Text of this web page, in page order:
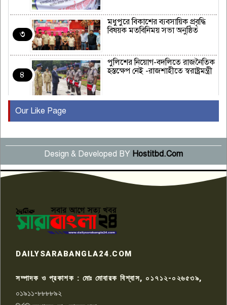
৩
মধুপুরে বিকাশের ব্যবসায়িক প্রবৃদ্ধি
বিষয়ক মতবিনিময় সভা অনুষ্ঠিত
৪
পুলিশের নিয়োগ-বদলিতে রাজনৈতিক
হস্তক্ষেপ নেই -রাজশাহীতে স্বরাষ্ট্রমন্ত্রী
৫
বছর পূর্তি উদযাপন
৬
সংবাদ সম্মেলনে অভিযোগ অস্বীকার
উদ্দেশ্য প্রণোদিত সংবাদ প্রকাশের
প্রতিবাদ নাজির হাসানের
৭
কেটে ঘরে ঢুকে স্কুল শিক্ষিকাকে হত্যা
টয়লেটের ট্যাংকি থেকে লাশ উদ্ধার
রাজশাহীতে সন্ত্রাসী হামলায় গুরুতর
Our Like Page
Design & Developed BY Hostitbd.Com
DAILYSARABANGLA24.COM
সম্পাদক ও প্রকাশক : মোঃ মোবারক বিশ্বাস, ০১৭১২-০২৬৫৩৯,
০১৯১১-৮৮৮৮৯২